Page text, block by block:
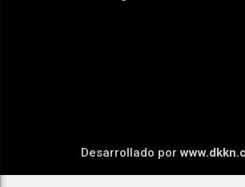
Desarrollado por